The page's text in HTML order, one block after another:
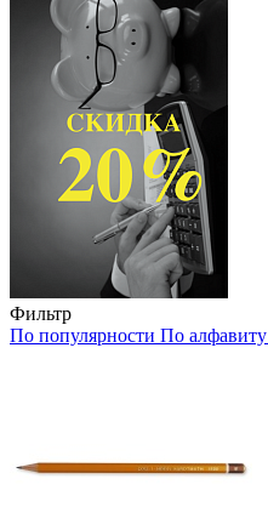
Фильтр
По популярности По алфавиту